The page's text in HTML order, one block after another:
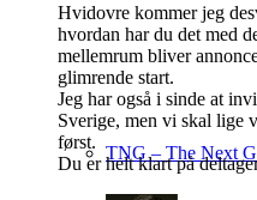
TNG – The Next
Hvidovre kommer jeg
hvordan har du det med
mellemrum bliver
glimrende start.
Jeg har også i sinde at
Sverige, men vi skal lige
først.
Du er helt klart på